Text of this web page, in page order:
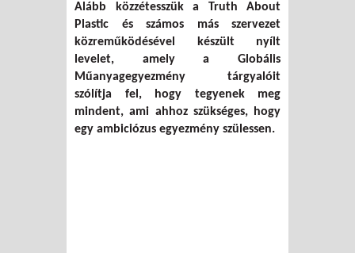
Műanyagegyezményről tárgyaló felekhez
Alább közzétesszük a Truth About
Plastic és számos más szervezet
közreműködésével készült nyílt
levelet, amely a Globális
Műanyagegyezmény tárgyalóit
szólítja fel, hogy tegyenek meg
mindent, ami ahhoz szükséges, hogy
egy ambiciózus egyezmény szülessen.